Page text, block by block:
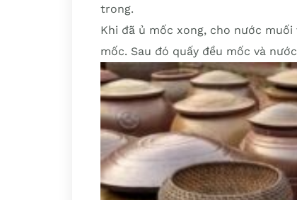
trong.
Khi đã ủ mốc xong, cho nước
mốc. Sau đó quấy đều mốc và